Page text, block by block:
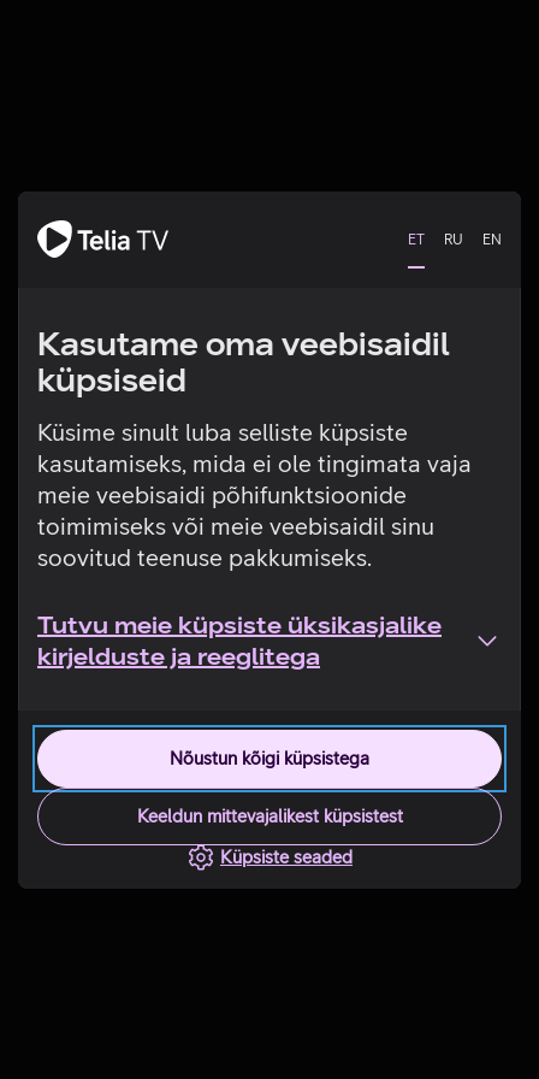
ET RU EN
Kasutame oma veebisaidil
küpsiseid
Küsime sinult luba selliste küpsiste
kasutamiseks, mida ei ole tingimata vaja
meie veebisaidi põhifunktsioonide
toimimiseks või meie veebisaidil sinu
soovitud teenuse pakkumiseks.
Tutvu meie küpsiste üksikasjalike
kirjelduste ja reeglitega
Nõustun kõigi küpsistega
Keeldun mittevajalikest küpsistest
Küpsiste seaded
Tehniline viga